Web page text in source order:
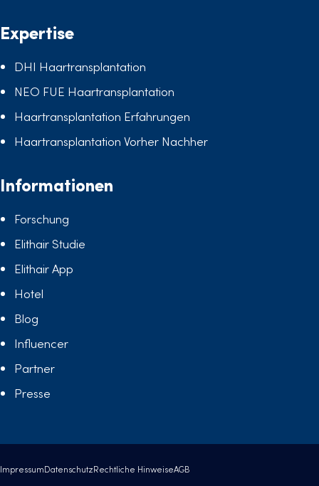
Expertise
DHI Haartransplantation
NEO FUE Haartransplantation
Haartransplantation Erfahrungen
Haartransplantation Vorher Nachher
Informationen
Forschung
Elithair Studie
Elithair App
Hotel
Blog
Influencer
Partner
Presse
ImpressumDatenschutzRechtliche HinweiseAGB